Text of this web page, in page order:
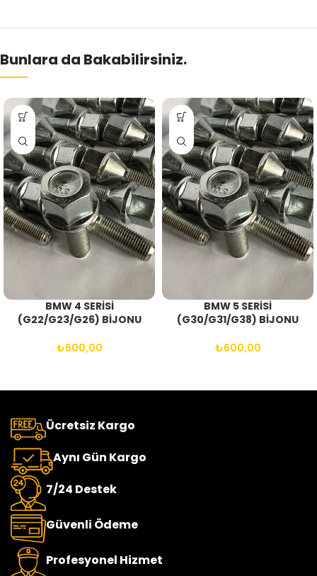
Bunlara da Bakabilirsiniz.
BMW 4 SERİSİ
(G22/G23/G26) BİJONU
₺600,00
BMW 5 SERİSİ
(G30/G31/G38) BİJONU
₺600,00
Ücretsiz Kargo
Aynı Gün Kargo
7/24 Destek
Güvenli Ödeme
Profesyonel Hizmet